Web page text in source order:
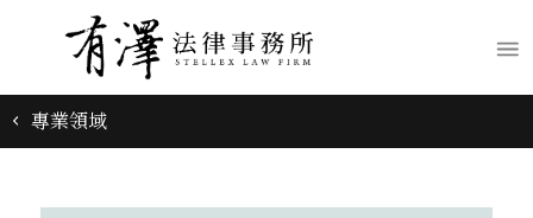
專業領域